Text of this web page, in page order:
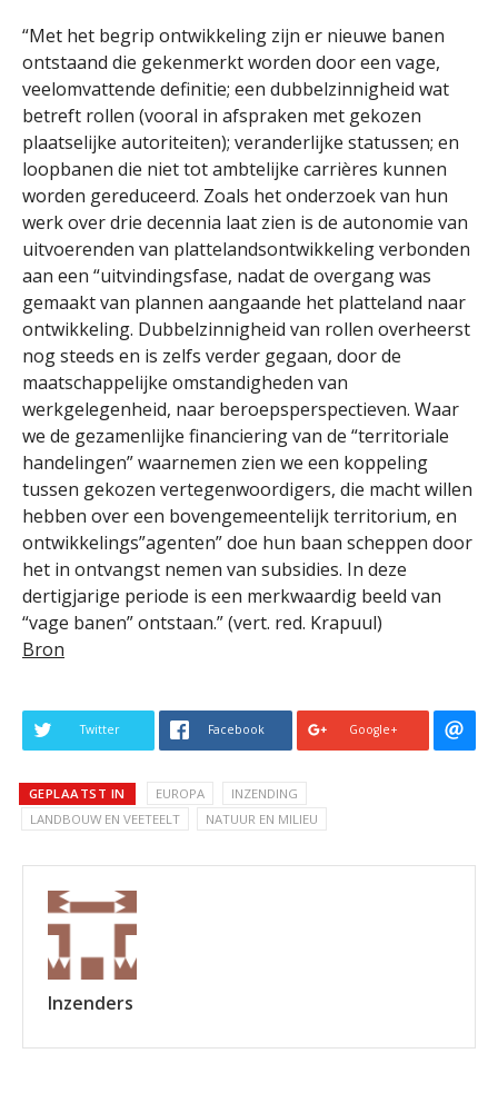
“Met het begrip ontwikkeling zijn er nieuwe banen
ontstaand die gekenmerkt worden door een vage,
veelomvattende definitie; een dubbelzinnigheid wat
betreft rollen (vooral in afspraken met gekozen
plaatselijke autoriteiten); veranderlijke statussen; en
loopbanen die niet tot ambtelijke carrières kunnen
worden gereduceerd. Zoals het onderzoek van hun
werk over drie decennia laat zien is de autonomie van
uitvoerenden van plattelandsontwikkeling verbonden
aan een “uitvindingsfase, nadat de overgang was
gemaakt van plannen aangaande het platteland naar
ontwikkeling. Dubbelzinnigheid van rollen overheerst
nog steeds en is zelfs verder gegaan, door de
maatschappelijke omstandigheden van
werkgelegenheid, naar beroepsperspectieven. Waar
we de gezamenlijke financiering van de “territoriale
handelingen” waarnemen zien we een koppeling
tussen gekozen vertegenwoordigers, die macht willen
hebben over een bovengemeentelijk territorium, en
ontwikkelings”agenten” doe hun baan scheppen door
het in ontvangst nemen van subsidies. In deze
dertigjarige periode is een merkwaardig beeld van
“vage banen” ontstaan.” (vert. red. Krapuul)
Bron
Twitter Facebook Google+
GEPLAATST IN EUROPA
INZENDING
LANDBOUW EN VEETEELT
NATUUR EN MILIEU
Inzenders